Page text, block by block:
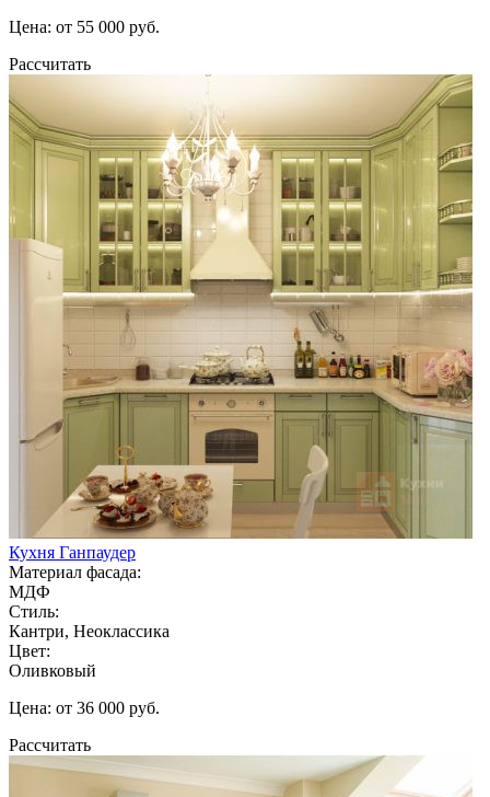
Цена: от 55 000 руб.
Рассчитать
Кухня Ганпаудер
Материал фасада:
МДФ
Стиль:
Кантри, Неоклассика
Цвет:
Оливковый
Цена: от 36 000 руб.
Рассчитать